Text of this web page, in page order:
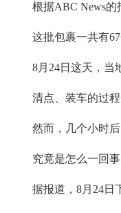
根据ABC News的
这批包裹一共有
8月24日这天，当
清点、装车的过
然而，几个小时
究竟是怎么一回事
据报道，8月24日